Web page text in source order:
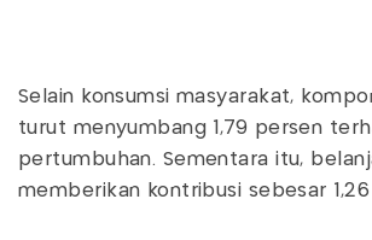
Selain konsumsi masyarakat,
turut menyumbang 1,79 persen
pertumbuhan. Sementara itu,
memberikan kontribusi sebesar